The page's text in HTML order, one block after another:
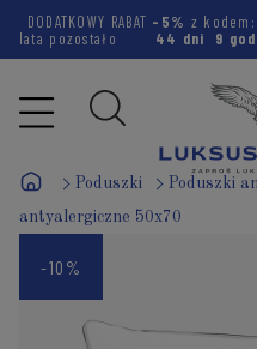
DODATKOWY RABAT -5% z kodem:
lata pozostało
44 dni 9
Poduszki Poduszki
antyalergiczne 50x70
-10%